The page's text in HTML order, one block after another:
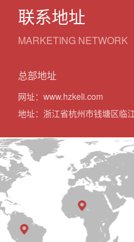
联系地址
MARKETING NETWORK
总部地址
网址：www.hzkeli.com
地址：浙江省杭州市钱塘区临